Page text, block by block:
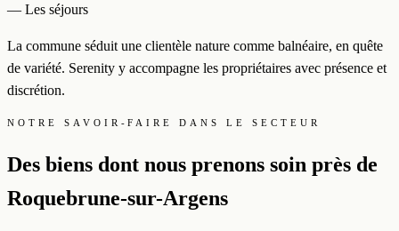
— Les séjours
La commune séduit une clientèle nature comme balnéaire, en quête
de variété. Serenity y accompagne les propriétaires avec présence et
discrétion.
NOTRE SAVOIR-FAIRE DANS LE SECTEUR
Des biens dont nous prenons soin près de
Roquebrune-sur-Argens